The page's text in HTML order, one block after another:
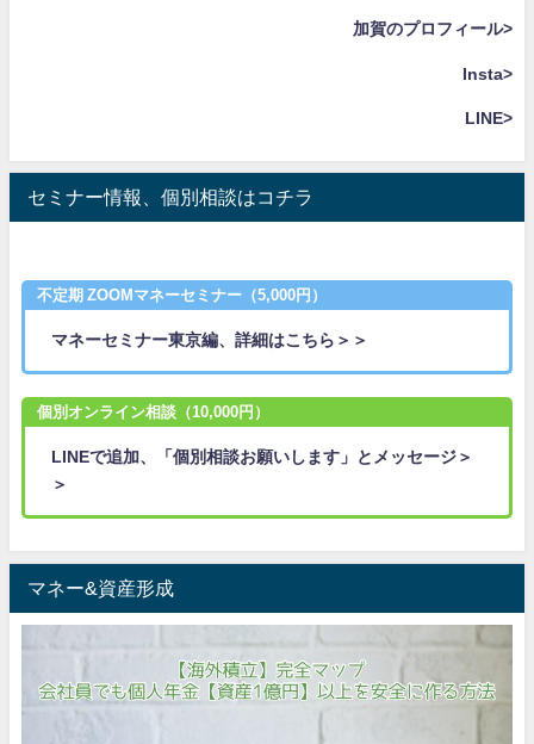
加賀のプロフィール>
Insta>
LINE>
セミナー情報、個別相談はコチラ
不定期 ZOOMマネーセミナー（5,000円）
マネーセミナー東京編、詳細はこちら＞＞
個別オンライン相談（10,000円）
LINEで追加、「個別相談お願いします」とメッセージ＞
＞
マネー&資産形成